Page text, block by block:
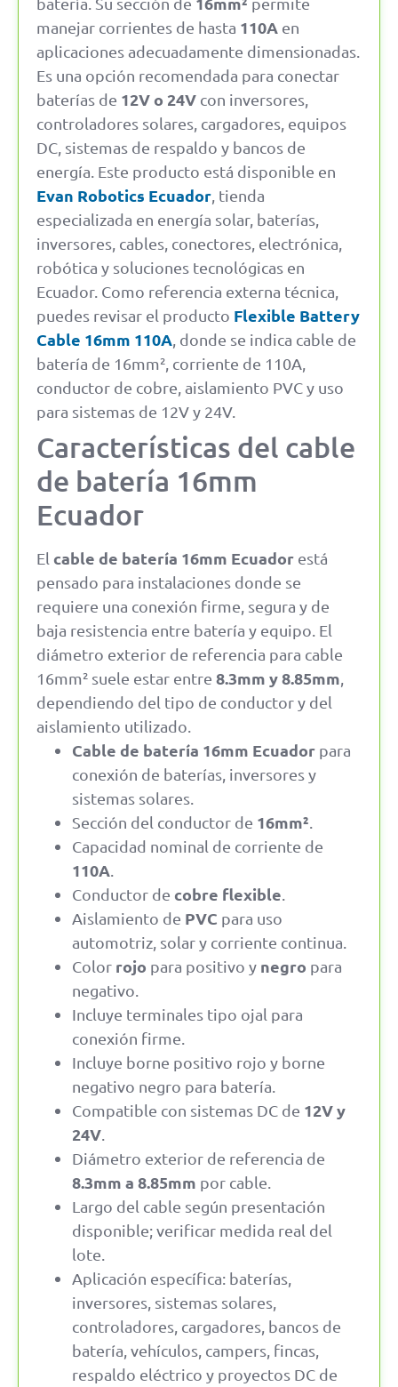
manejar corrientes de hasta 110A en
aplicaciones adecuadamente dimensionadas.
Es una opción recomendada para conectar
baterías de 12V o 24V con inversores,
controladores solares, cargadores, equipos
DC, sistemas de respaldo y bancos de
energía. Este producto está disponible en
Evan Robotics Ecuador , tienda
especializada en energía solar, baterías,
inversores, cables, conectores, electrónica,
robótica y soluciones tecnológicas en
Ecuador. Como referencia externa técnica,
puedes revisar el producto Flexible Battery
Cable 16mm 110A , donde se indica cable de
batería de 16mm², corriente de 110A,
conductor de cobre, aislamiento PVC y uso
para sistemas de 12V y 24V.
Características del cable
de batería 16mm
Ecuador
El cable de batería 16mm Ecuador está
pensado para instalaciones donde se
requiere una conexión firme, segura y de
baja resistencia entre batería y equipo. El
diámetro exterior de referencia para cable
16mm² suele estar entre 8.3mm y 8.85mm
dependiendo del tipo de conductor y del
aislamiento utilizado.
Cable de batería 16mm Ecuador para
conexión de baterías, inversores y
sistemas solares.
Sección del conductor de 16mm²
Capacidad nominal de corriente de
110A
Conductor de cobre flexible
Aislamiento de PVC para uso
automotriz, solar y corriente continua.
Color rojo para positivo y negro para
negativo.
Incluye terminales tipo ojal para
conexión firme.
Incluye borne positivo rojo y borne
negativo negro para batería.
Compatible con sistemas DC de 12V y
24V
Diámetro exterior de referencia de
8.3mm a 8.85mm por cable.
Largo del cable según presentación
disponible; verificar medida real del
lote.
Aplicación específica: baterías,
inversores, sistemas solares,
controladores, cargadores, bancos de
batería, vehículos, campers, fincas,
respaldo eléctrico y proyectos DC de